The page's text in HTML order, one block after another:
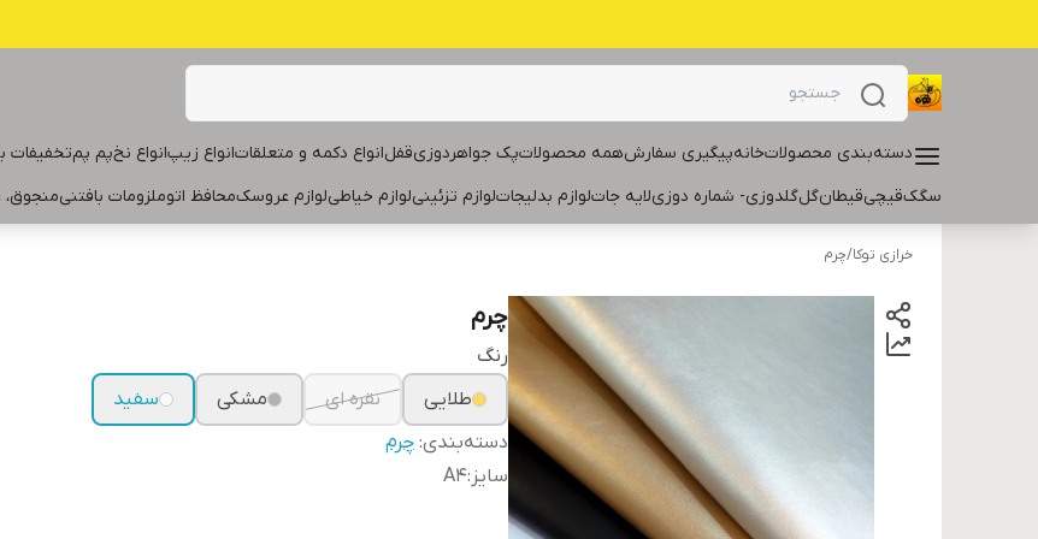
دسته‌بندی محصولاتخانهپیگیری سفارشهمه محصولاتپک جواهردوزیقفلانواع دکمه و متعلقاتانواع زیپانواع نخپم پمتخفیفات
سگکقیچیقیطانگلگلدوزی- شماره دوزیلایه جاتلوازم بدلیجاتلوازم تزئینیلوازم خیاطیلوازم عروسکمحافظ اتوملزومات بافتنیمنجوق،
خرازی توکا/چرم
چرم
رنگ
طلایی
نقره ای مشکی
سفید
دسته‌بندی: چرم
سایز :
A4